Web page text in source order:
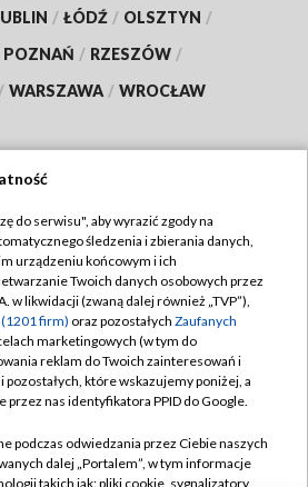
/ ŁÓDŹ / OLSZTYN /
POZNAŃ / RZESZÓW /
/ WARSZAWA / WROCŁAW
TVP
Cyfrowa
Regulamin TVP
prywatności
Moje zgody
Pomoc
Kontakt
do serwisu", aby wyrazić zgody na
śledzenia i zbierania danych,
urządzeniu końcowym i ich
Twoich danych osobowych przez
w likwidacji (zwaną dalej również „TVP”),
firm) oraz pozostałych Zaufanych
marketingowych (w tym do
reklam do Twoich zainteresowań i
które wskazujemy poniżej, a
przez nas identyfikatora PPID do Google.
podczas odwiedzania przez Ciebie naszych
dalej „Portalem”, w tym informacje
takich jak: pliki cookie, sygnalizatory